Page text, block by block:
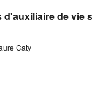
d'auxiliaire de vie
Caty